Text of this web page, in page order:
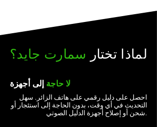
لماذا تختار سمارت جايد؟
لا حاجة إلى أجهزة
احصل على دليل رقمي على هاتف الزائر. سهل
التحديث في أي وقت، بدون الحاجة إلى استئجار أو
شحن أو إصلاح أجهزة الدليل الصوتي.